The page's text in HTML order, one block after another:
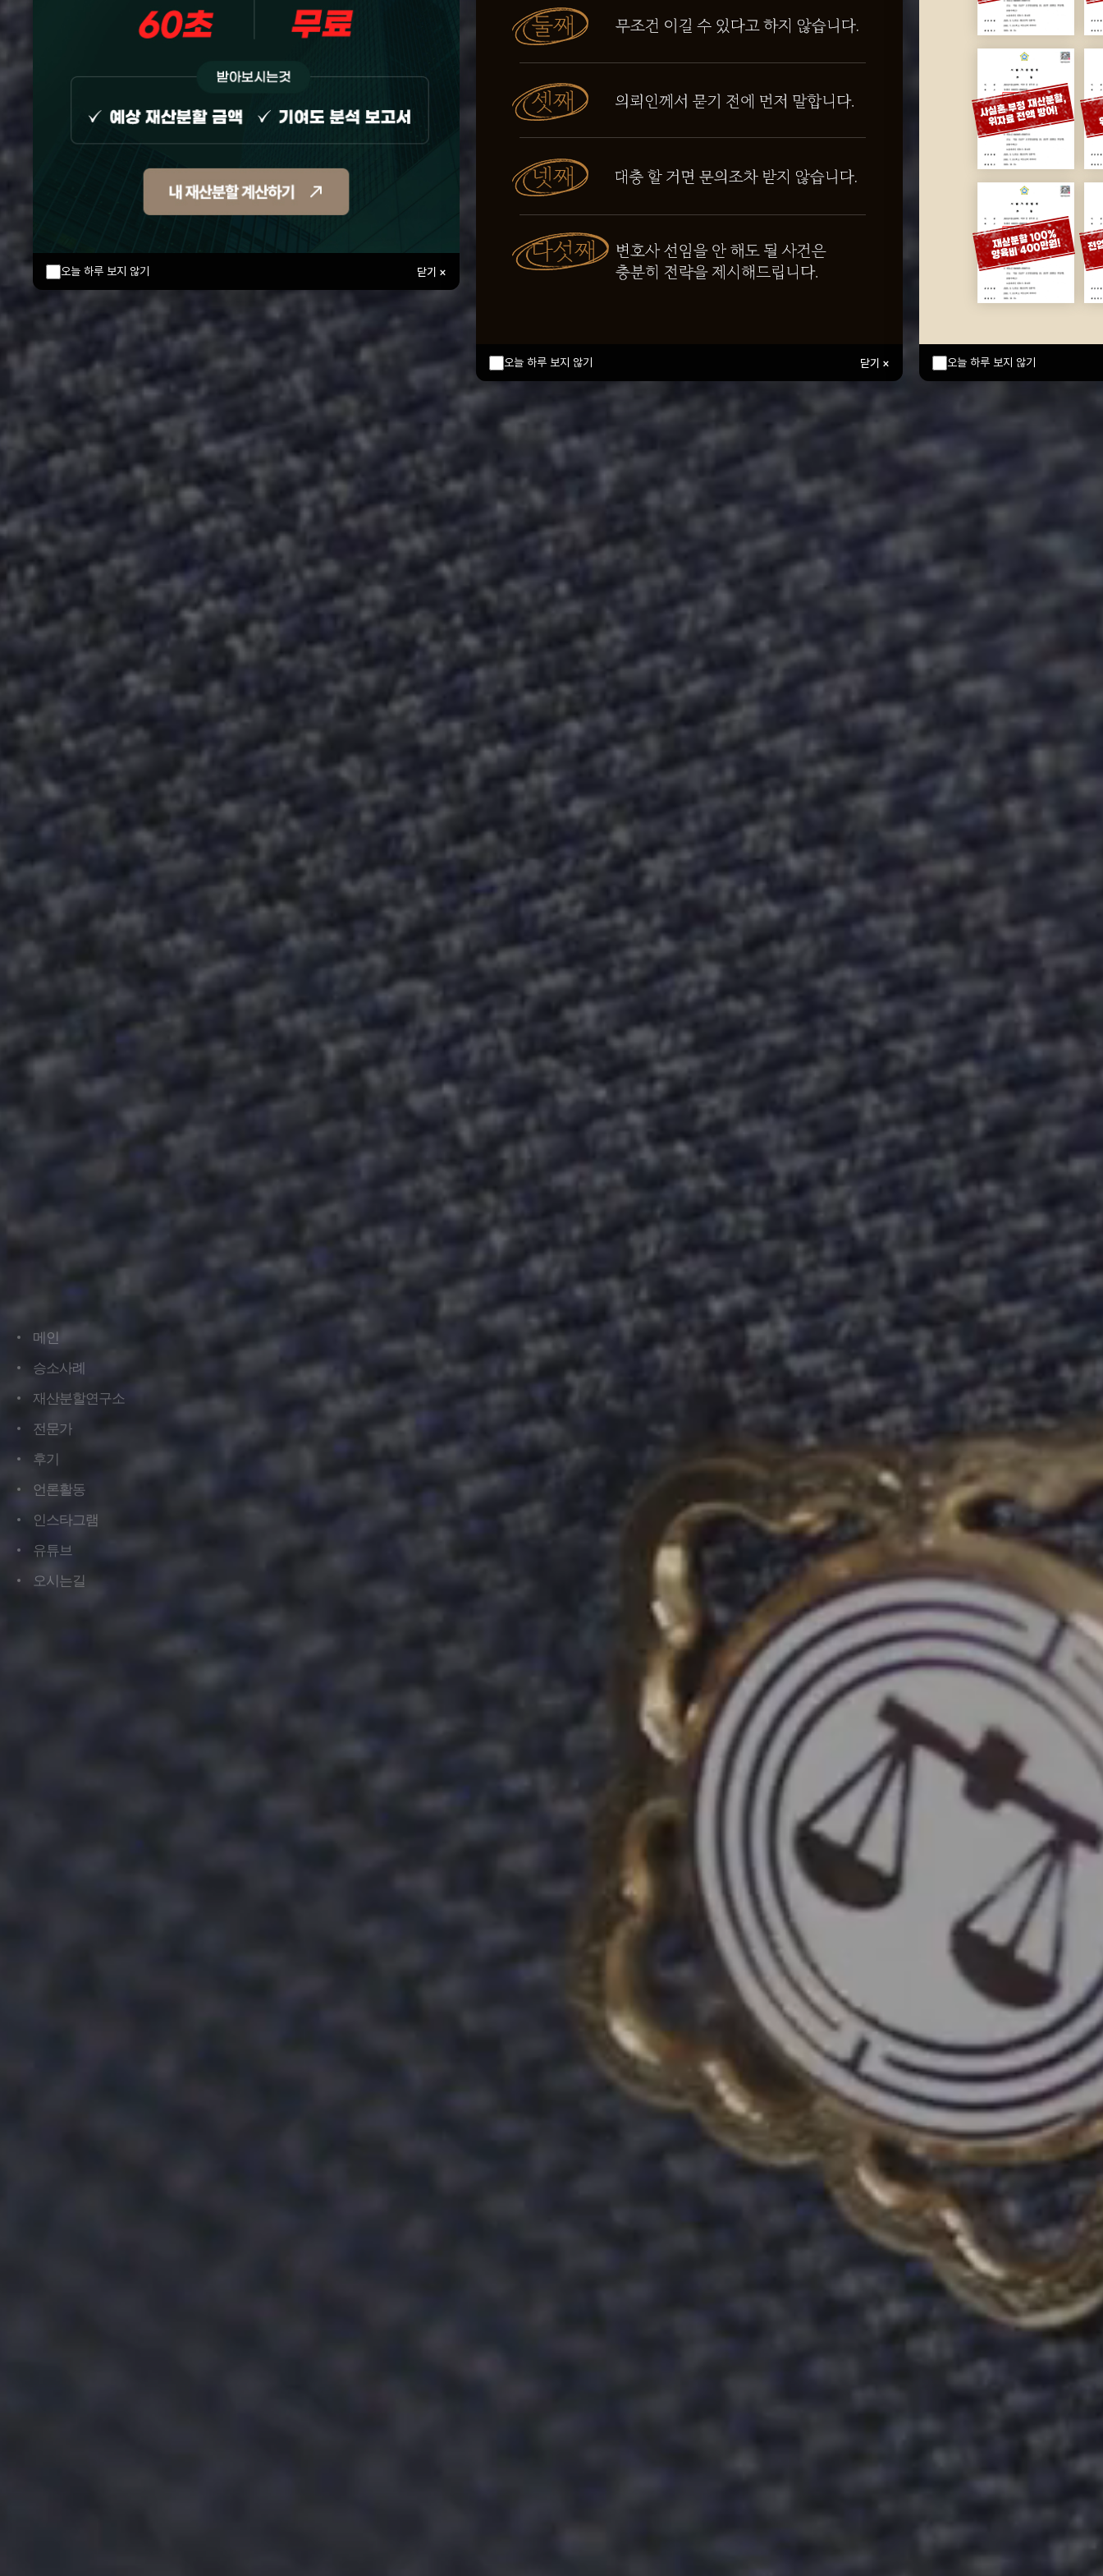
오늘 하루 보지 않기 닫기 ×
오늘 하루 보지 않기 닫기 × 오늘 하루 보지 않기
메인메인
승소사례
승소사례
재산분할연구소
재산분할연구소
전문가
전문가
후기후기
언론활동
언론활동
인스타그램
인스타그램
유튜브
유튜브
오시는길
오시는길